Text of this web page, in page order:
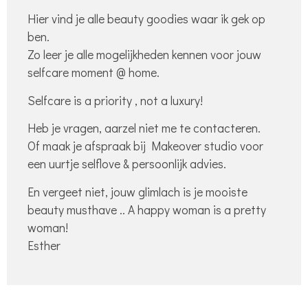
Hier vind je alle beauty goodies waar ik gek op
ben.
Zo leer je alle mogelijkheden kennen voor jouw
selfcare moment @ home.
Selfcare is a priority , not a luxury!
Heb je vragen, aarzel niet me te contacteren.
Of maak je afspraak bij Makeover studio voor
een uurtje selflove & persoonlijk advies.
En vergeet niet, jouw glimlach is je mooiste
beauty musthave .. A happy woman is a pretty
woman!
Esther